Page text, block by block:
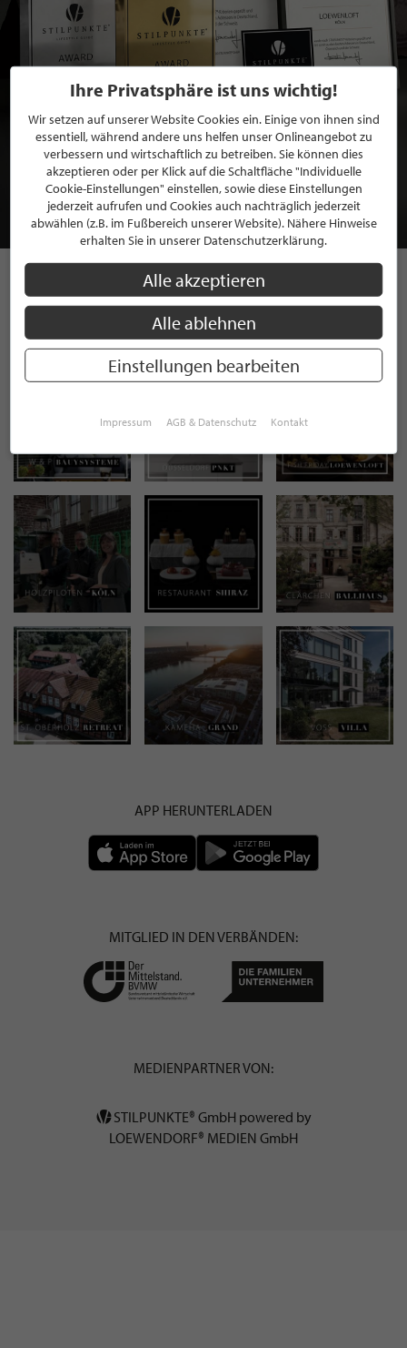
BEWERBEN SIE SICH FÜR EINE GRATIS
MITGLIEDSCHAFT BEI STILPUNKTE®
JETZT GRATIS BEWERBEN
STILPUNKTE AUF
INSTAGRAM
APP HERUNTERLADEN
MITGLIED IN DEN VERBÄNDEN:
MEDIENPARTNER VON:
STILPUNKTE® GmbH powered by
LOEWENDORF® MEDIEN GmbH
Ihre Privatsphäre ist uns wichtig!
Wir setzen auf unserer Website Cookies ein. Einige von ihnen sind
essentiell, während andere uns helfen unser Onlineangebot zu
verbessern und wirtschaftlich zu betreiben. Sie können dies
akzeptieren oder per Klick auf die Schaltfläche "Individuelle
Cookie-Einstellungen" einstellen, sowie diese Einstellungen
jederzeit aufrufen und Cookies auch nachträglich jederzeit
abwählen (z.B. im Fußbereich unserer Website). Nähere Hinweise
erhalten Sie in unserer Datenschutzerklärung.
Alle akzeptieren
Alle ablehnen
Einstellungen bearbeiten
Impressum AGB & Datenschutz Kontakt